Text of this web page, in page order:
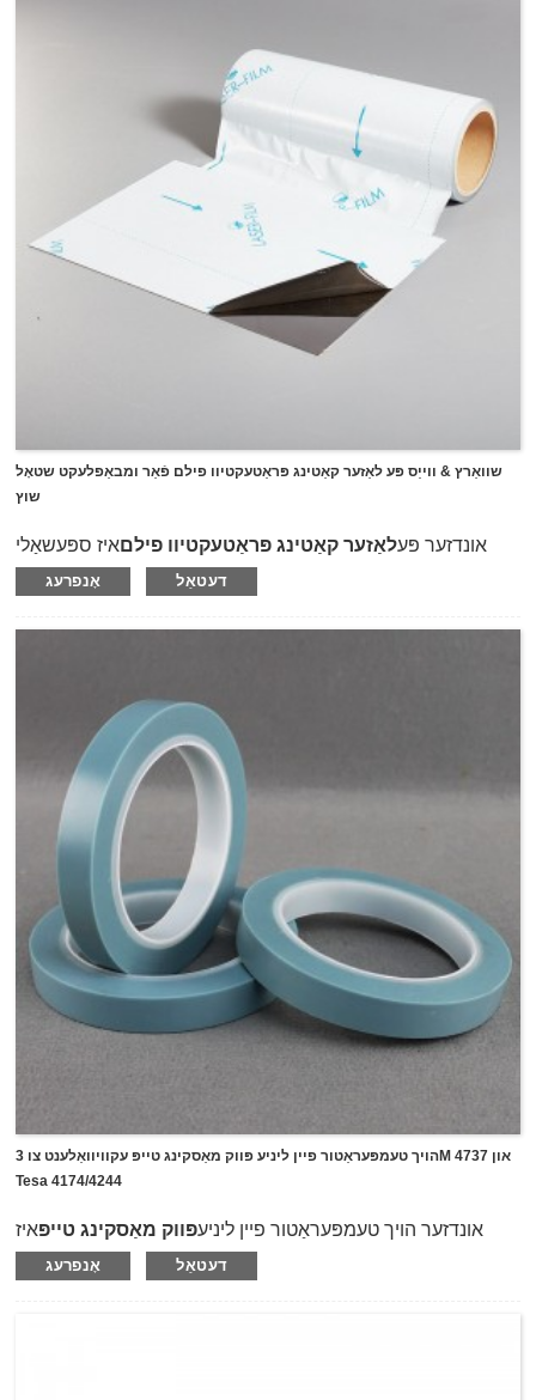
גרינג-צו-נוצן דורך אַ זעקל סילינג דיספּענסער צו פעסט האַלטן די
פּאָלי באַגס צו פאַרמייַדן די זאכן ין די פּאָלי באַגס פון דאַמפּט און
פּאַסקודנע.אונדזער פּווק זעקל סילינג טאַשמע קענען פּלאָמבע
פּאַליעטאַלין און אנדערע פילם באַגס אַזאַ ווי פּראָדוצירן
פּאַקקאַגינג, בעקערייַ סכוירע סילינג, גרינס סילינג, קאַנדיז אָדער
ינדאַסטריאַל טיילן באַגס סילינג, עטק.מיט די פאַרביק און
פּרינטאַבאַל פאַרמאָג, אונדזער פּווק זעקל סילינג טייפּ קענען אויך
שוואַרץ & ווייַס פּע לאַזער קאַטינג פּראַטעקטיוו פילם פֿאַר ומבאַפלעקט שטאָל
שוץ
אונדזער פּעלאַזער קאַטינג פּראַטעקטיוו פילםאיז ספּעשאַלי
דיזיינד צו באַשיצן ומבאַפלעקט שטאָל ייבערפלאַך פון סקראַטשט
און דאַמידזשד בעשאַס די פאַבריקיישאַן פון לאַזער קאַטינג,
ינווייראַנמענאַל פּאַליעטאַלין פילם ווי טרעגער און קאָוטאַד מיט
אָדער אַנגגאַלד סערפאַסיז און גיט אַ זייער סטאַביל פעסט
אַדכיזשאַן צו די סערפאַסיז.די מערסט וויכטיק פונט איז נאָך פּילינג
אַוועק די פילם, די ייבערפלאַך זאָל בלייַבן בישליימעס ריין און
אַנטאַטשט.GBS איז ביכולת צו קאַסטאַמייז ביידע מיטל און הויך
אַדכיזשאַן לויט צו קונה פאדערונגען און אויך צושטעלן פּרינטינג
אַראָוז און סטריפּס צו געשווינד ידענטיפיצירן די פּאַלישט ריכטונג
אָנפרעג דעטאַל
הויך טעמפּעראַטור פיין ליניע פּווק מאַסקינג טייפּ עקוויוואַלענט צו 3M 4737 און
Tesa 4174/4244
אונדזער הויך טעמפּעראַטור פיין ליניעפּווק מאַסקינג טייפּאיז
עקוויוואַלענט צו 3M 4737, Tesa 4174 און Tesa 4244, וואָס איז
ספּעשלי דיזיינד פֿאַר ברייט קורוועס און גלייַך שורות קאָליר
אָנפרעג דעטאַל